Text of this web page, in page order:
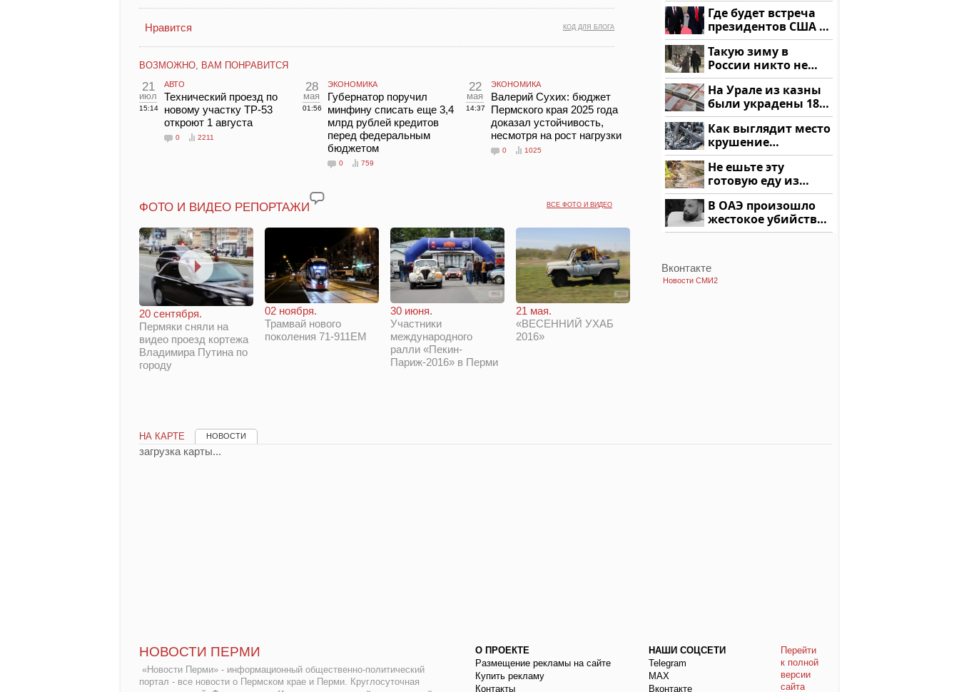
КОД ДЛЯ БЛОГА
Нравится
ВОЗМОЖНО, ВАМ ПОНРАВИТСЯ
21
июл
15:14
АВТО
Технический проезд по
новому участку ТР-53
откроют 1 августа
0 2211
28
мая
01:56
ЭКОНОМИКА
Губернатор поручил
минфину списать еще 3,4
млрд рублей кредитов
перед федеральным
бюджетом
0 759
22
мая
14:37
ЭКОНОМИКА
Валерий Сухих: бюджет
Пермского края 2025 года
доказал устойчивость,
несмотря на рост нагрузки
0 1025
ВСЕ ФОТО И ВИДЕО
ФОТО И ВИДЕО РЕПОРТАЖИ
20 сентября.
Пермяки сняли на
видео проезд кортежа
Владимира Путина по
городу
02 ноября.
Трамвай нового
поколения 71-911ЕМ
30 июня.
Участники
международного
ралли «Пекин-
Париж-2016» в Перми
21 мая.
«ВЕСЕННИЙ УХАБ
2016»
подожгли.
Где будет встреча
президентов США и
России: Европа?
Такую зиму в
России никто не
ждал: как так?!
На Урале из казны
были украдены 18
миллионов рублей
Как выглядит место
крушение
вертолета на
Кавказе: смотреть
Не ешьте эту
готовую еду из
магазина: список
В ОАЭ произошло
жестокое убийство
криптомиллионера
Вконтакте
Новости СМИ2
НА КАРТЕ НОВОСТИ
загрузка карты...
НОВОСТИ ПЕРМИ
«Новости Перми» - информационный общественно-политический
портал - все новости о Пермском крае и Перми. Круглосуточная
О ПРОЕКТЕ
Размещение рекламы на сайте
Купить рекламу
Контакты
НАШИ СОЦСЕТИ
Telegram
МАХ
Вконтакте
Перейти
к полной
версии
сайта